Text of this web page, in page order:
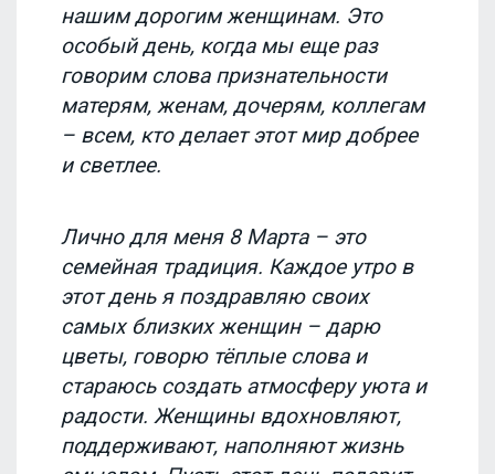
нашим дорогим женщинам. Это
особый день, когда мы еще раз
говорим слова признательности
матерям, женам, дочерям, коллегам
– всем, кто делает этот мир добрее
и светлее.
Лично для меня 8 Марта – это
семейная традиция. Каждое утро в
этот день я поздравляю своих
самых близких женщин – дарю
цветы, говорю тёплые слова и
стараюсь создать атмосферу уюта и
радости. Женщины вдохновляют,
поддерживают, наполняют жизнь